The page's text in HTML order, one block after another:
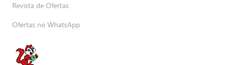
Revista de Ofertas
Ofertas no WhatsApp